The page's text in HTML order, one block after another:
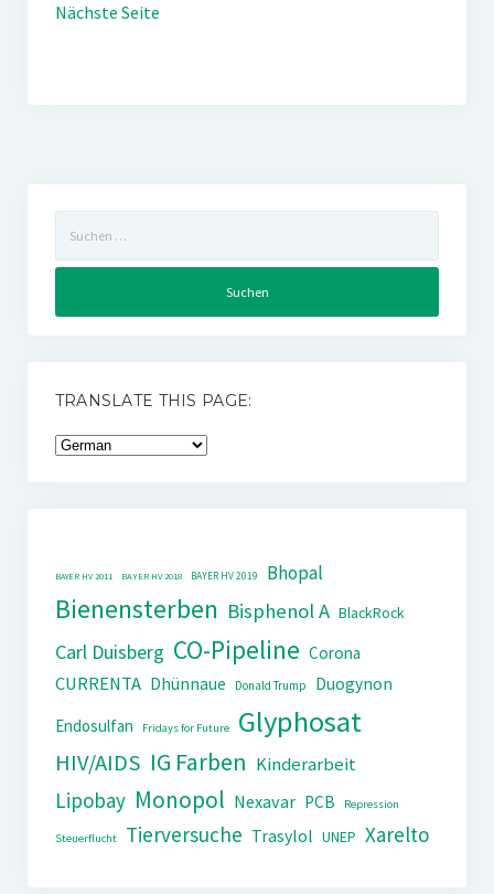
Nächste Seite
nach:
TRANSLATE THIS PAGE:
BAYER HV 2011 BAYER HV 2018 BAYER HV 2019 Bhopal
Bienensterben Bisphenol A BlackRock
Carl Duisberg CO-Pipeline Corona
CURRENTA Dhünnaue Donald Trump
Duogynon
Endosulfan
Fridays for Future Glyphosat
HIV/AIDS IG Farben Kinderarbeit
Lipobay Monopol Nexavar PCB Repression
Steuerflucht Tierversuche Trasylol UNEP Xarelto